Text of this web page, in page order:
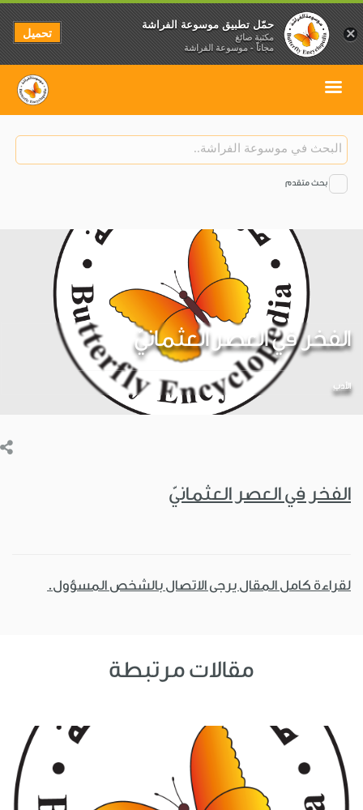
بحث متقدم
الفخر في العصر العثمانيّ
الأدب
الفخر في العصر العثمانيّ
لقراءة كامل المقال يرجى الاتصال بالشخص المسؤول.
مقالات مرتبطة
×
حمّل تطبيق موسوعة الفراشة
مكتبة صائغ
مجاناً - موسوعة الفراشة
تحميل